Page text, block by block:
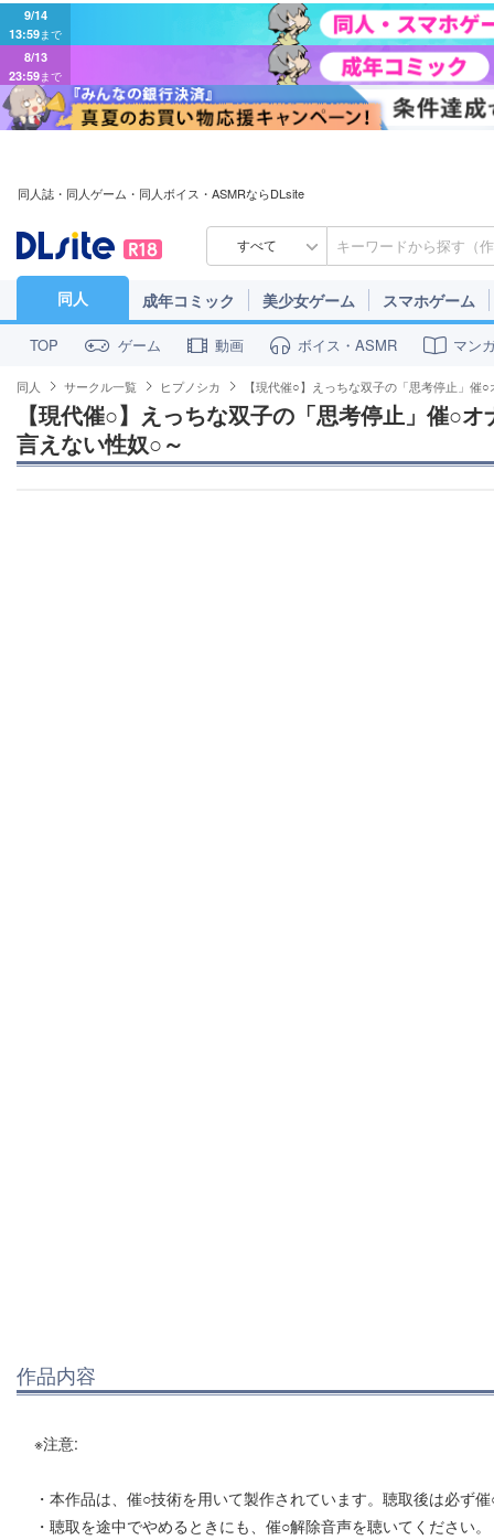
9/14
13:59まで
8/13
23:59まで
同人誌・同人ゲーム・同人ボイス・ASMRならDLsite
すべて
同人 成年コミック 美少女ゲーム スマホゲーム
TOP ゲーム 動画 ボイス・ASMR マン
同人 サークル一覧 ヒプノシカ 【現代催○】えっちな双子の「思考停止」
【現代催○】えっちな双子の「思考停止」催○
言えない性奴○～
作品内容
※注意:
・本作品は、催○技術を用いて製作されています。聴取後は必ず
・聴取を途中でやめるときにも、催○解除音声を聴いてください。